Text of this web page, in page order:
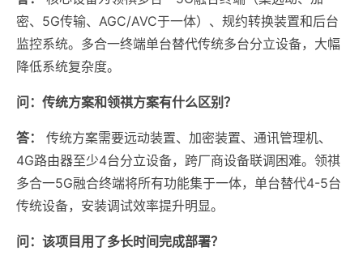
密、5G传输、AGC/AVC于一体）、规约转换装置和后台
监控系统。多合一终端单台替代传统多台分立设备，大幅
降低系统复杂度。
问：传统方案和领祺方案有什么区别？
答：
传统方案需要远动装置、加密装置、通讯管理机、
4G路由器至少4台分立设备，跨厂商设备联调困难。领祺
多合一5G融合终端将所有功能集于一体，单台替代4-5台
传统设备，安装调试效率提升明显。
问：该项目用了多长时间完成部署？